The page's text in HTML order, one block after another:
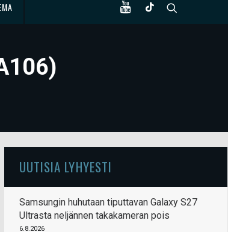
UUTISIA LYHYESTI
Samsungin huhutaan tiputtavan Galaxy S27
Ultrasta neljännen takakameran pois
6.8.2026